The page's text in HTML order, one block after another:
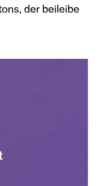
der beileibe